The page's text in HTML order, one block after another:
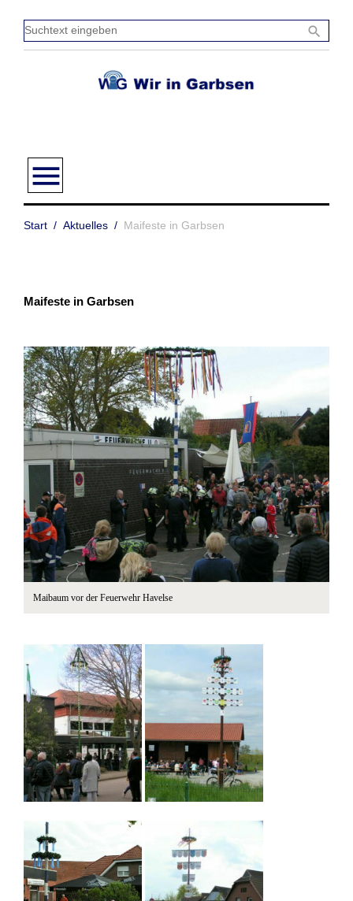
Inhalt
springen
search
menu
Start / Aktuelles / Maifeste in Garbsen
Maifeste in Garbsen
Maibaum vor der Feuerwehr Havelse